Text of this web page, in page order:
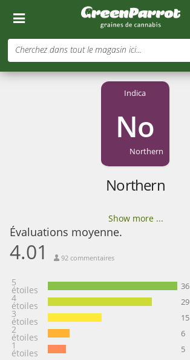
Cherchez dans tout le magasin ici...
Indica
No
Northern
Northern
Show more ...
Évaluations moyenne.
4.01 92 commentaires
5
étoiles 36
4
étoiles 29
3
étoiles 15
2
étoiles 6
1
étoiles 5